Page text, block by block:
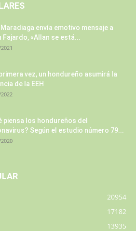
Maradiaga envía emotivo mensaje a
Fajardo, «Allan se está...
vez, un hondureño asumirá la
de la EEH
piensa los hondureños del
Según el estudio número 79...
20954
17182
13935